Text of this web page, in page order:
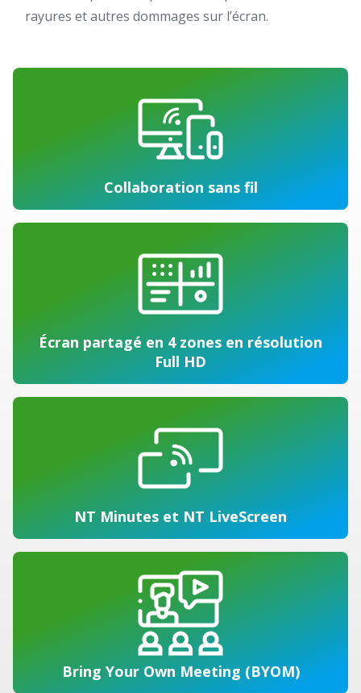
rayures et autres dommages sur l’écran.
Collaboration sans fil
Écran partagé en 4 zones en résolution
Full HD
NT Minutes et NT LiveScreen
Bring Your Own Meeting (BYOM)